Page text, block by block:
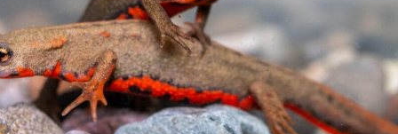
＜ツバメウオ＞は意外
と美味しい！ “でかい
鰭”が特徴的な魚を実
際に食べてみた
椎名まさ
と
2026.08.05
買った道具で＜魚のは
く製＞を作ってみた
夏休みの自由研究にい
かが？2026.06.02